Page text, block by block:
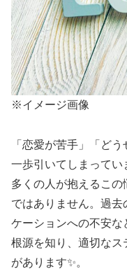
※イメージ画像
「恋愛が苦手」「ど
一歩引いてしまってい
多くの人が抱えるこ
ではありません。過
ケーションへの不安
根源を知り、適切な
があります✨。